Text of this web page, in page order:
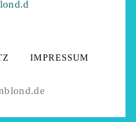
IMPRESSUM